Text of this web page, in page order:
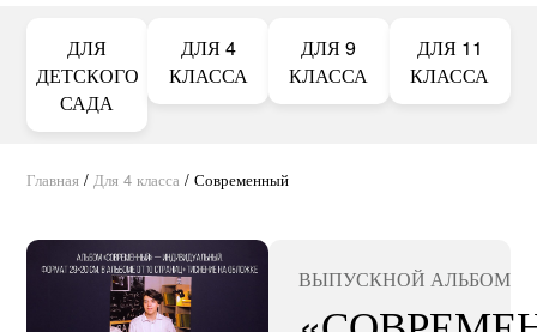
ДЛЯ
ДЕТСКОГО
САДА
ДЛЯ 4
КЛАССА
ДЛЯ 9
КЛАССА
ДЛЯ 11
КЛАССА
Главная /Для 4 класса /Современный
ВЫПУСКНОЙ АЛЬБОМ